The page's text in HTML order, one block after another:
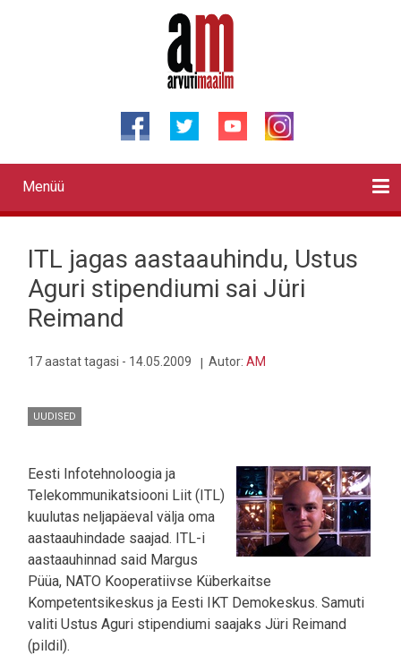
Primary
links
Menüü
ITL jagas aastaauhindu, Ustus
Aguri stipendiumi sai Jüri
Reimand
17 aastat tagasi - 14.05.2009 Autor: AM
UUDISED
Eesti Infotehnoloogia ja
Telekommunikatsiooni Liit (ITL)
kuulutas neljapäeval välja oma
aastaauhindade saajad. ITL-i
aastaauhinnad said Margus
Püüa, NATO Kooperatiivse Küberkaitse
Kompetentsikeskus ja Eesti IKT Demokeskus. Samuti
valiti Ustus Aguri stipendiumi saajaks Jüri Reimand
(pildil).